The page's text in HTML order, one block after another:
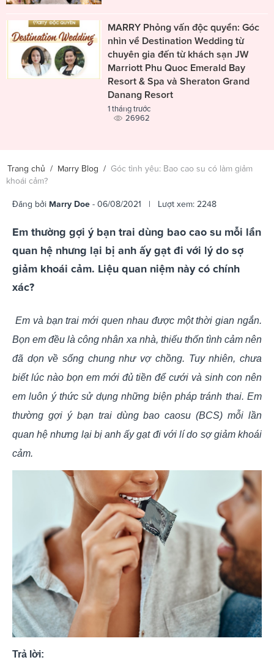
MARRY Phỏng vấn độc quyền: Góc
nhìn về Destination Wedding từ
chuyên gia đến từ khách sạn JW
Marriott Phu Quoc Emerald Bay
Resort & Spa và Sheraton Grand
Danang Resort
1 tháng trước
26962
Trang chủ / Marry Blog / Góc tình yêu: Bao cao su có làm giảm
khoái cảm?
Đăng bởi Marry Doe - 06/08/2021 | Lượt xem: 2248
Em thường gợi ý bạn trai dùng bao cao su mỗi lần
quan hệ nhưng lại bị anh ấy gạt đi với lý do sợ
giảm khoái cảm. Liệu quan niệm này có chính
xác?
Em và bạn trai mới quen nhau được một thời gian ngắn.
Bọn em đều là công nhân xa nhà, thiếu thốn tình cảm nên
đã dọn về sống chung như vợ chồng. Tuy nhiên, chưa
biết lúc nào bọn em mới đủ tiền để cưới và sinh con nên
em luôn ý thức sử dụng những biện pháp tránh thai. Em
thường gợi ý bạn trai dùng bao caosu (BCS) mỗi lần
quan hệ nhưng lại bị anh ấy gạt đi với lí do sợ giảm khoái
cảm.
Trả lời: